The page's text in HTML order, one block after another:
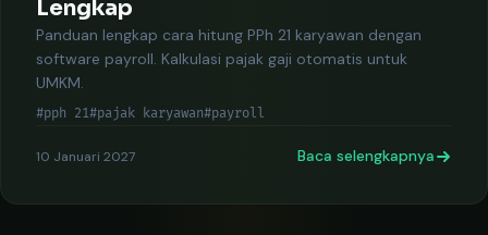
Lengkap
Panduan lengkap cara hitung PPh 21 karyawan dengan
software payroll. Kalkulasi pajak gaji otomatis untuk
UMKM.
#pph 21#pajak karyawan#payroll
10 Januari 2027 Baca selengkapnya